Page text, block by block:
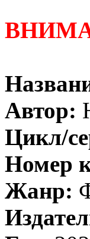
Автор:
Цикл/
Номер
Жанр: